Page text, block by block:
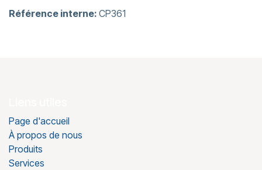
Référence interne: CP361
Page d'accueil
À propos de nous
Produits
Services